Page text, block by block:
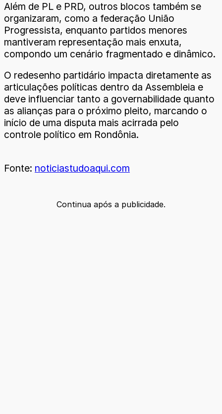
Além de PL e PRD, outros blocos também se
organizaram, como a federação União
Progressista, enquanto partidos menores
mantiveram representação mais enxuta,
compondo um cenário fragmentado e dinâmico.
O redesenho partidário impacta diretamente as
articulações políticas dentro da Assembleia e
deve influenciar tanto a governabilidade quanto
as alianças para o próximo pleito, marcando o
início de uma disputa mais acirrada pelo
controle político em Rondônia.
Fonte: noticiastudoaqui.com
Continua após a publicidade.